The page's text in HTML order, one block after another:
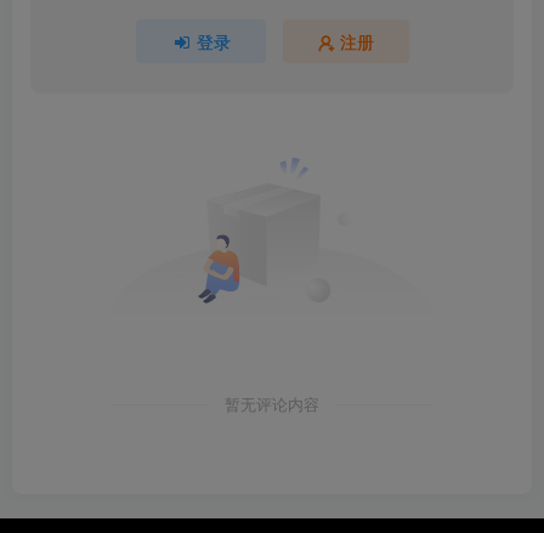
登录 注册
暂无评论内容